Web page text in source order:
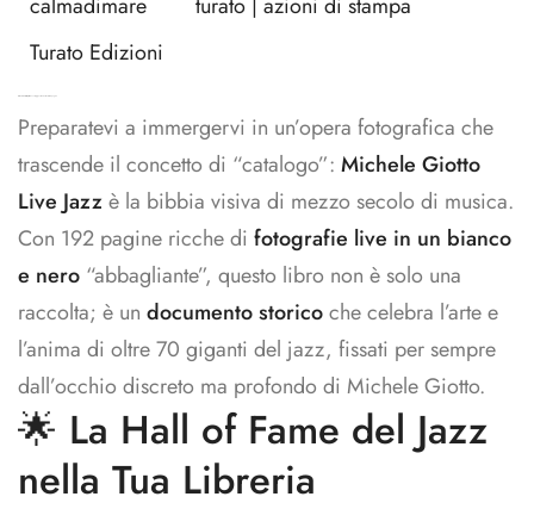
Turato Edizioni
Preparatevi a immergervi in un’opera fotografica che
trascende il concetto di “catalogo”: Michele Giotto
Live Jazz è la bibbia visiva di mezzo secolo di musica.
Con 192 pagine ricche di fotografie live in un bianco
e nero “abbagliante”, questo libro non è solo una
raccolta; è un documento storicoche celebra l’arte e
l’anima di oltre 70 giganti del jazz, fissati per sempre
dall’occhio discreto ma profondo di Michele Giotto.
🌟 La Hall of Fame del Jazz
nella Tua Libreria